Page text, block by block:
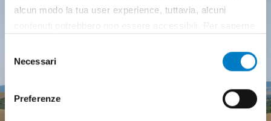
alcun modo la tua user experience, tuttavia, alcuni
all’utilizzo di tutti, o solamente di alcuni di essi, ti
delNecessari
Preferenze